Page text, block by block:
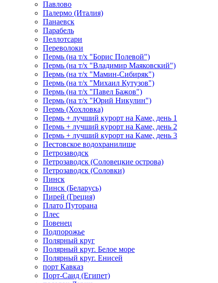
Павлово
Палермо (Италия)
Панаевск
Парабель
Пеллотсари
Переволоки
Пермь (на т/х "Борис Полевой")
Пермь (на т/х "Владимир Маяковский")
Пермь (на т/х "Мамин-Сибиряк")
Пермь (на т/х "Михаил Кутузов")
Пермь (на т/х "Павел Бажов")
Пермь (на т/х "Юрий Никулин")
Пермь (Хохловка)
Пермь + лучший курорт на Каме, день 1
Пермь + лучший курорт на Каме, день 2
Пермь + лучший курорт на Каме, день 3
Пестовское водохранилище
Петрозаводск
Петрозаводск (Соловецкие острова)
Петрозаводск (Соловки)
Пинск
Пинск (Беларусь)
Пирей (Греция)
Плато Путорана
Плес
Повенец
Подпорожье
Полярный круг
Полярный круг. Белое море
Полярный круг. Енисей
порт Кавказ
Порт-Саид (Египет)